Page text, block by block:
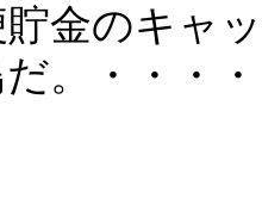
貯金のキャ
だ。・・・